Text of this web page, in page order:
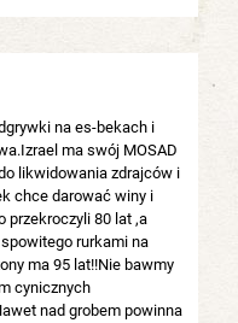
na es-bekach i
ma swój MOSAD
likwidowania zdrajców i
chce darować winy i
przekroczyli 80 lat ,a
rurkami na
ma 95 lat!!Nie bawmy
cynicznych
nad grobem powinna